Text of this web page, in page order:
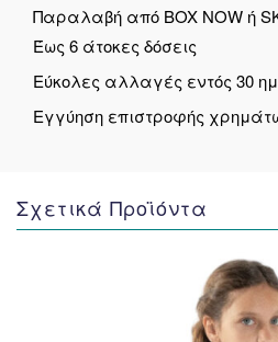
Παραλαβή από BOX NOW ή
Έως 6 άτοκες δόσεις
Εύκολες αλλαγές εντός 30
Εγγύηση επιστροφής
Σχετικά Προϊόντα